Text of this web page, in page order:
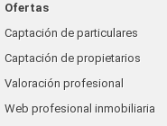
Ofertas
Captación de particulares
Captación de propietarios
Valoración profesional
Web profesional inmobiliaria